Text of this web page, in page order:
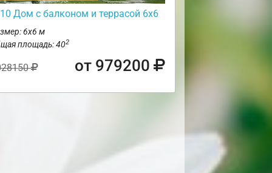
Дом с балконом и террасой 6х6
6х6 м
площадь: 402
от 979200